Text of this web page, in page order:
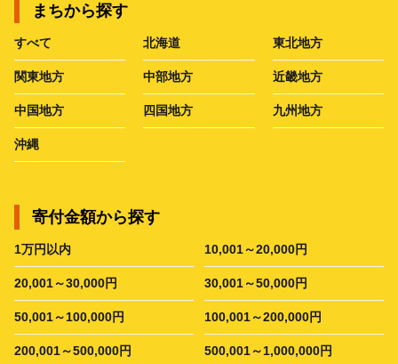
まちから探す
すべて 北海道 東北地方
関東地方 中部地方 近畿地方
中国地方 四国地方 九州地方
沖縄
寄付金額から探す
1万円以内 10,001～20,000円
20,001～30,000円 30,001～50,000円
50,001～100,000円 100,001～200,000円
200,001～500,000円 500,001～1,000,000円